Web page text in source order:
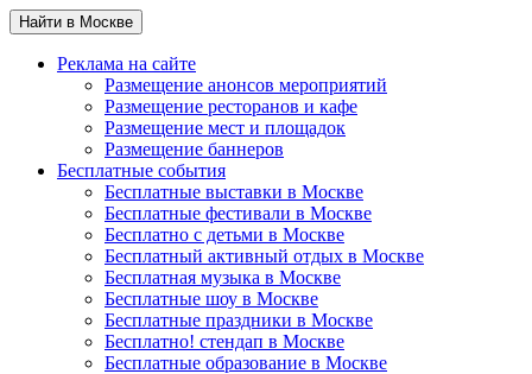
Найти в Москве
Реклама на сайте
Размещение анонсов мероприятий
Размещение ресторанов и кафе
Размещение мест и площадок
Размещение баннеров
Бесплатные события
Бесплатные выставки в Москве
Бесплатные фестивали в Москве
Бесплатно с детьми в Москве
Бесплатный активный отдых в Москве
Бесплатная музыка в Москве
Бесплатные шоу в Москве
Бесплатные праздники в Москве
Бесплатно! стендап в Москве
Бесплатные образование в Москве